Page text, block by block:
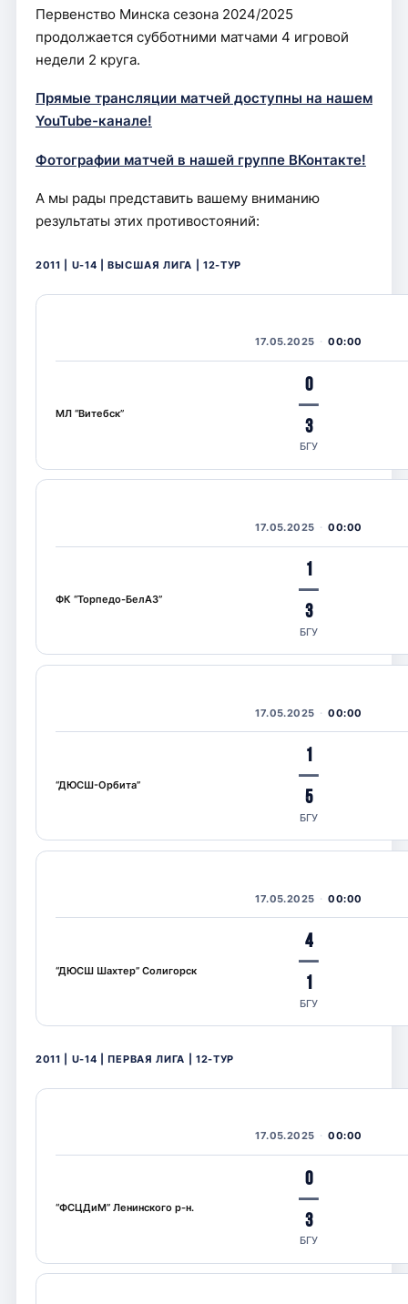
Первенство Минска сезона 2024/2025
продолжается субботними матчами 4 игровой
недели 2 круга.
Прямые трансляции матчей доступны на нашем
YouTube-канале!
Фотографии матчей в нашей группе ВКонтакте!
А мы рады представить вашему вниманию
результаты этих противостояний:
2011 | U-14 | ВЫСШАЯ ЛИГА | 12-ТУР
17.05.2025 00:00
МЛ “Витебск”
0
—
3
БГУ
17.05.2025 00:00
ФК “Торпедо-БелАЗ”
1
—
3
БГУ
17.05.2025 00:00
“ДЮСШ-Орбита”
1
—
5
БГУ
17.05.2025 00:00
“ДЮСШ Шахтер” Солигорск
4
—
1
БГУ
2011 | U-14 | ПЕРВАЯ ЛИГА | 12-ТУР
17.05.2025 00:00
“ФСЦДиМ” Ленинского р-н.
0
—
3
БГУ